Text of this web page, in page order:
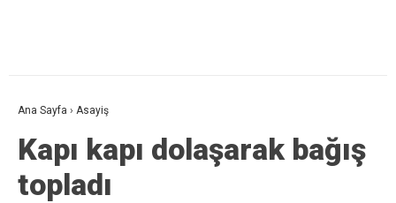
Ana Sayfa › Asayiş
Kapı kapı dolaşarak bağış
topladı